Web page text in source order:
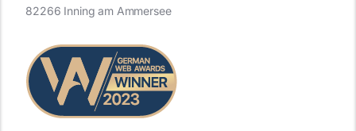
82266 Inning am Ammersee